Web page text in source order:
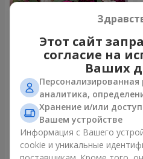
Букет "Все для тебя...!"
5 574 грн
Заказать
Этот сайт
согласие на
Ваших
аналитика,
Хранение и/или
Вашем устройстве
Информация с Вашего
cookie и уникальные